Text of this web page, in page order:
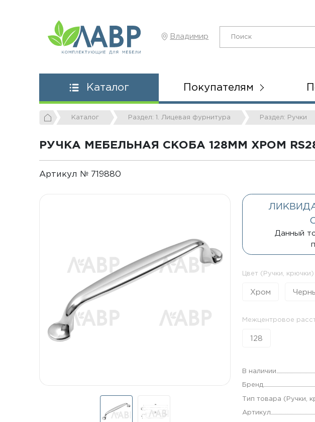
Владимир
Каталог Покупателям
Каталог Раздел: 1. Лицевая фурнитура Раздел: Ручки
РУЧКА МЕБЕЛЬНАЯ СКОБА 128ММ ХРОМ
Артикул № 719880
Данный
Цвет (Ручки, крючки)
Хром
Межцентровое
128
В наличии
Бренд
Тип товара (Ручки,
Артикул